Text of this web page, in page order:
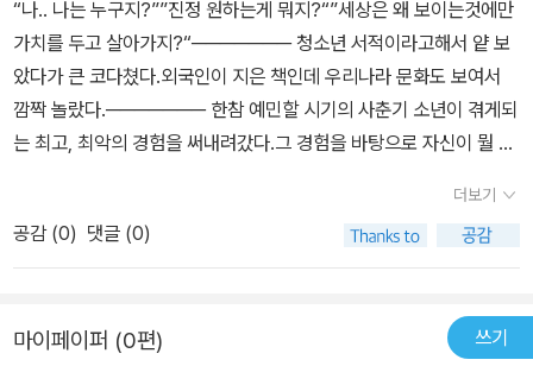
스 본토로 돌아옵니다. 돌아가는 비행기 안에서 위고는 눈물을 쏟아
냅니다.📖 본토에 돌아와서도 위고의 방황은 계속됩니다. 오히려 마
요트에 적응할 때보다 더 힘들어하고 있었어요. 정반대의 공간에서
극과 극의 삶을 경험하며 무엇이 옳고 그른 건지 알고 싶었습니다. 본
을 가지고 살아야 할지 진지하게 고민합니다.🔖공간적 배경은 프랑
스 본토에서 마요트로, 그리고 다시 프랑스 본토로 이동합니다. 시간
적 배경은 위고의 성장과 연결됩니다. 초등학교 고학년에서 중학교로
경험하며 위고는 자신만의 가치관을 세워 갑니다. 가진 것이 없어도
충분히 행복한 마요트 사람들을 떠올리며 필요 이상의 물건을 소유하
또한 그런 생각을 가지고 이 책을 접했다. 누군가가 보기엔 한심한 일
을 누군가는 해야한다.그래서 이 책을 읽고 나라를 위하는 일을 하는
시기는 없다는 생각이 들었고 앞으로 그런 친구들이나 사람들을 만난
다면 적극적으로 응원하고 지지해야겠다는 생각이 든 책이다.#다없
어져버렸으면 #미카엘올리비에 #청소년소설 #책추천 #서평단 #소
“나.. 나는 누구지?””진정 원하는게 뭐지?“”세상은 왜 보이는것에만
가치를 두고 살아가지?“─────── 청소년 서적이라고해서 얕 보
았다가 큰 코다쳤다.외국인이 지은 책인데 우리나라 문화도 보여서
깜짝 놀랐다.─────── 한참 예민할 시기의 사춘기 소년이 겪게되
는 최고, 최악의 경험을 써내려갔다.그 경험을 바탕으로 자신이 뭘 원
를 어떻게 대해야할지 생각하게 하는 대목들이 계속 이어졌다.깊숙히
뿌리박혀있는 문제들을 15세 청소년의 눈으로 바라봤기때문에 자칫
이가 살아가야 할 세상이기때문에.─────── 이 책을 통해서 아이
더보기
공감 (0) 댓글 (0)
마이페이퍼 (0편) 쓰기